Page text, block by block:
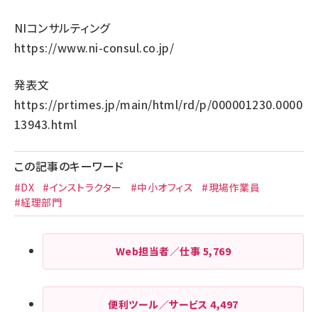
NIコンサルティング
https://www.ni-consul.co.jp/
発表文
https://prtimes.jp/main/html/rd/p/000001230.0000
13943.html
この記事のキーワード
#DX #インストラクター #中小オフィス
#現場作業員
#経理部門
Web担当者／仕事 5,769
便利ツール／サービス4,497